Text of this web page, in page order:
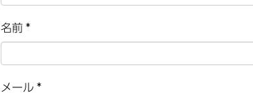
名前 *
メール *